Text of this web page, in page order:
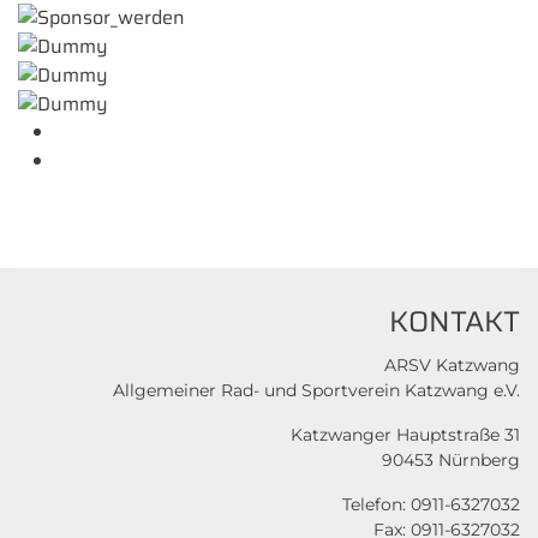
KONTAKT
ARSV Katzwang
Allgemeiner Rad- und Sportverein Katzwang e.V.
Katzwanger Hauptstraße 31
90453 Nürnberg
Telefon: 0911-6327032
Fax: 0911-6327032